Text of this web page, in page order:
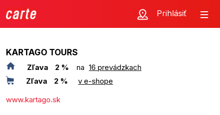
Prihlásiť
KARTAGO TOURS
Zľava 2 % na 16 prevádzkach
Zľava
2 %
v e-shope
www.kartago.sk